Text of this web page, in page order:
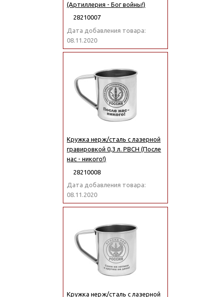
(Артиллерия - Бог войны!)
28210007
Дата добавления товара:
08.11.2020
Кружка нерж/сталь с лазерной
гравировкой 0,3 л. РВСН (После
нас - никого!)
28210008
Дата добавления товара:
08.11.2020
Кружка нерж/сталь с лазерной